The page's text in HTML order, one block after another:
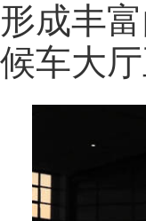
形成丰
候车大